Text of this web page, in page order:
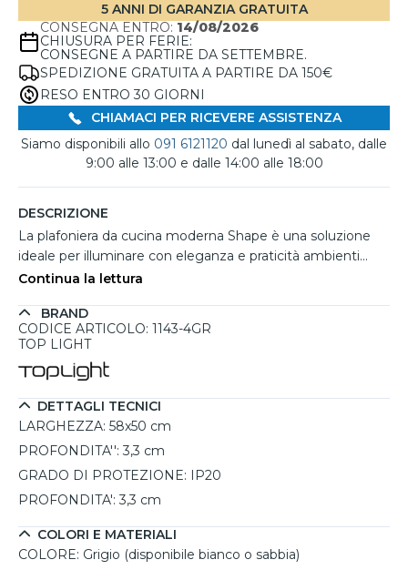
5 ANNI DI GARANZIA GRATUITA
CONSEGNA ENTRO: 14/08/2026
CHIUSURA PER FERIE:
CONSEGNE A PARTIRE DA SETTEMBRE.
SPEDIZIONE GRATUITA A PARTIRE DA 150€
RESO ENTRO 30 GIORNI
CHIAMACI PER RICEVERE ASSISTENZA
Siamo disponibili allo 091 6121120 dal lunedì al sabato, dalle
9:00 alle 13:00 e dalle 14:00 alle 18:00
DESCRIZIONE
La plafoniera da cucina moderna Shape è una soluzione
ideale per illuminare con eleganza e praticità ambienti
come la cucina o la sala da pranzo. Caratterizzata da un
disponibile anche nelle finiture bianco o sabbia, che si
adatta perfettamente a contesti moderni. Le 4 luci LED
non incluse), offrono un'ottima illuminazione diretta e
uniforme. La plafoniera misura 58x50 cm con una
profondità di soli 3,3 cm, risultando compatta e funzionale,
perfetta per spazi come cucine e sale da pranzo che
necessitano di una luce ampia e chiara.
Continua la lettura
BRAND
CODICE ARTICOLO: 1143-4GR
TOP LIGHT
DETTAGLI TECNICI
LARGHEZZA: 58x50 cm
PROFONDITA'': 3,3 cm
GRADO DI PROTEZIONE:
IP20
PROFONDITA': 3,3 cm
COLORI E MATERIALI
COLORE: Grigio (disponibile bianco o sabbia)